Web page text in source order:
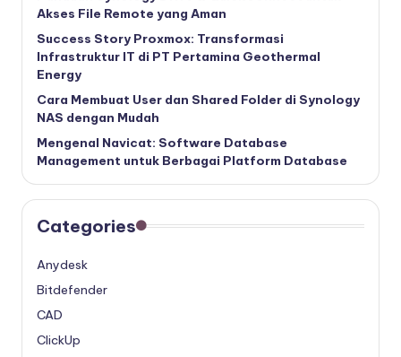
Akses File Remote yang Aman
Success Story Proxmox: Transformasi
Infrastruktur IT di PT Pertamina Geothermal
Energy
Cara Membuat User dan Shared Folder di Synology
NAS dengan Mudah
Mengenal Navicat: Software Database
Management untuk Berbagai Platform Database
Categories
Anydesk
Bitdefender
CAD
ClickUp